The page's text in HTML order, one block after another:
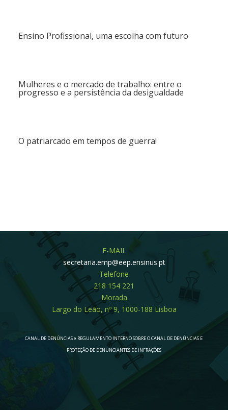
Ensino Profissional, uma escolha com futuro
Mulheres e o mercado de trabalho: entre o
progresso e a persistência da desigualdade
O patriarcado em tempos de guerra!
E-MAIL
secretaria.emp@eep.ensinus.pt
Telefone
218 154 221
Morada
Largo do Leão, nº 9, 1000-188 Lisboa
CANAL DE DENÚNCIAS e REGULAMENTO INTERNO SOBRE O CANAL DE DENÚNCIAS E
PROTEÇÃO DE DENUNCIANTES DE INFRAÇÕES